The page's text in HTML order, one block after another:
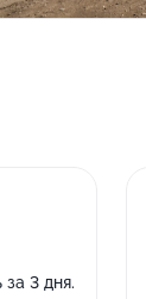
3 дня.